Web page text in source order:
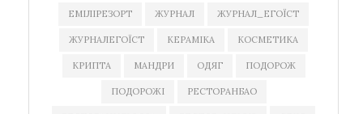
ЕМІЛІРЕЗОРТ ЖУРНАЛ ЖУРНАЛ_ЕГОЇСТ
ЖУРНАЛЕГОЇСТ КЕРАМІКА КОСМЕТИКА
КРИПТА МАНДРИ ОДЯГ ПОДОРОЖ
ПОДОРОЖІ РЕСТОРАНБАО